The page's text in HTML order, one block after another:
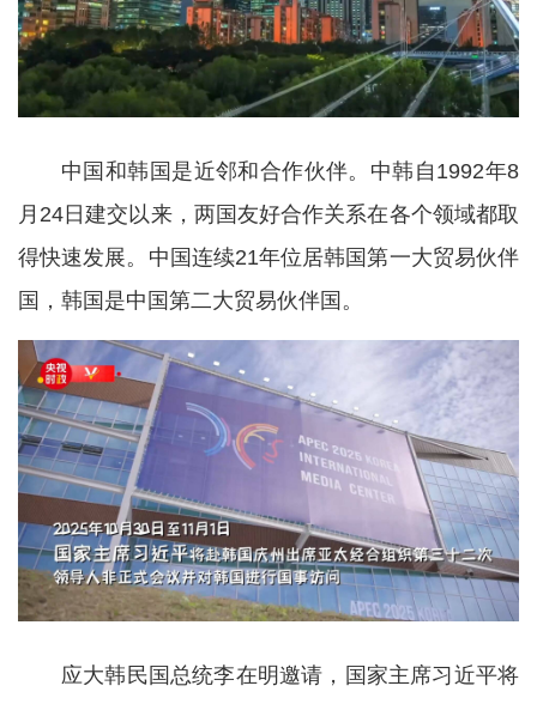
中国和韩国是近邻和合作伙伴。中韩自1992年8
月24日建交以来，两国友好合作关系在各个领域都取
得快速发展。中国连续21年位居韩国第一大贸易伙伴
国，韩国是中国第二大贸易伙伴国。
应大韩民国总统李在明邀请，国家主席习近平将